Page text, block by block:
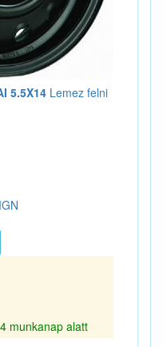
5.5X14 Lemez felni
munkanap alatt